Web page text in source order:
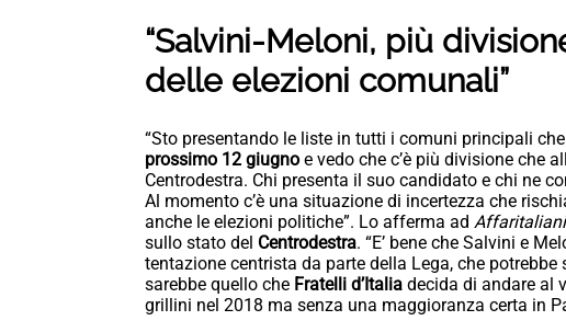
“Salvini-Meloni, più
delle elezioni comunali”
“Sto presentando le liste in tutti i comuni principali
prossimo 12 giugno e vedo che c’è più divisione che
Centrodestra. Chi presenta il suo candidato e chi ne
Al momento c’è una situazione di incertezza che
anche le elezioni politiche”. Lo afferma ad
sullo stato del Centrodestra. “E’ bene che Salvini e
tentazione centrista da parte della Lega, che
sarebbe quello che Fratelli d’Italia decida di andare al
grillini nel 2018 ma senza una maggioranza certa in